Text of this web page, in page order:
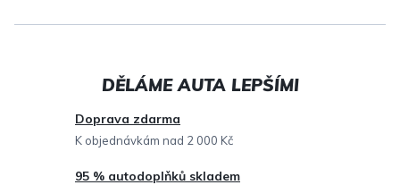
l
a
í
p
Doprava zdarma
K objednávkám nad 2 000 Kč
95 % autodoplňků skladem